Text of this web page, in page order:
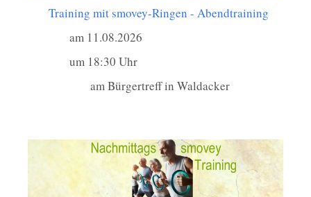
Training mit smovey-Ringen - Abendtraining
am 11.08.2026
um 18:30 Uhr
am Bürgertreff in Waldacker